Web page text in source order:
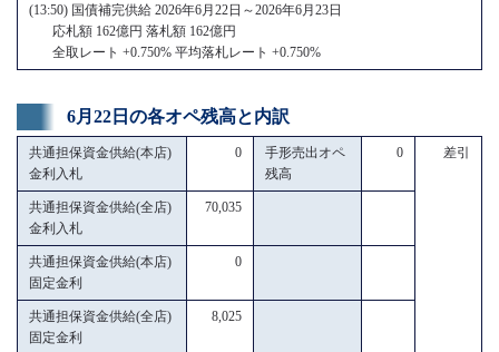
(13:50) 国債補完供給 2026年6月22日～2026年6月23日
応札額 162億円 落札額 162億円
全取レート +0.750% 平均落札レート +0.750%
6月22日の各オペ残高と内訳
共通担保資金供給(本店)
金利入札
0
手形売出オペ
残高
0 差引
共通担保資金供給(全店)
金利入札
70,035
共通担保資金供給(本店)
固定金利
0
共通担保資金供給(全店)
固定金利
8,025